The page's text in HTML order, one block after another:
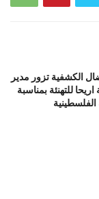
الكشفية تزور مدير
للتهنئة بمناسبة